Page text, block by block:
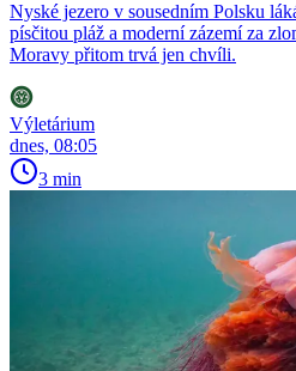
Nyské jezero v sousedním Polsku
písčitou pláž a moderní zázemí za
Moravy přitom trvá jen chvíli.
Výletárium
dnes, 08:05
3 min